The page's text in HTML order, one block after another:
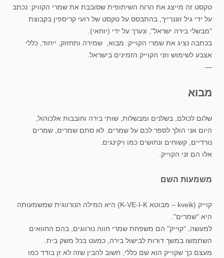
טקסט זה מייצג את הרוח השיתופית שסובבת את שמרי הקוויק: נכתב
על ידי גיל זוננרייך, בהתבסס על טקסט של רועי קריספין בקבוצת
"מבשלי בירה ישראל", ונערך על ידי (יוחאי).
בכתבה נציג את שמרי הקוייק: מבוא, שמירה ותחזוק, ייחוד, כללי
אצבע לשימוש וזני הקוייק הזמינים בישראל.
—
מבוא
שלום לכולם, בשלנים ומבשלות, שותי בירה וחובבות אלכוהול,
היום אני הולך לספר לכם על שמרים. לא סתם שמרים, שמרים
נורדיים, קשוחים ונחושים כמו ויקינגים.
אלו הם זני הקוייק.
משמעות השם
קוייק (kveik – מבוטא K-VE-I-K) היא המילה הנורווגית שמשמעותה
היא "שמרים".
למעשה, "קוייק" הם משפחת שמרי חווה נורווגים, בהם החוואים
השתמשו במשך דורות לבישול בירה, כמעט בכל משק בית.
מעצם כך שקוייק הוא שם כללי, חשוב להבין שזה לא זן בודד כמו